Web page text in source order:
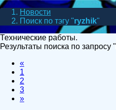
Новости
Поиск по тэгу "ryzhik"
Технические работы.
Результаты поиска по запросу "
«
1
2
3
»